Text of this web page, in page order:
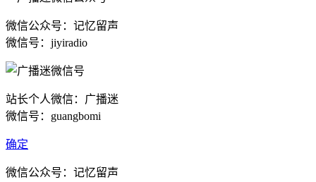
微信公众号：记忆留声
微信号：jiyiradio
站长个人微信：广播迷
微信号：guangbomi
确定
微信公众号：记忆留声